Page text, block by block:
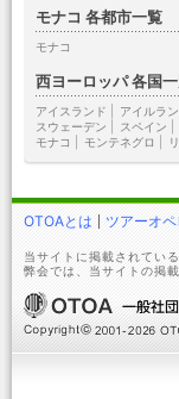
モナコ 各都市一覧
モナコ
西ヨーロッパ 各国
アイスランド アイルラ
スウェーデン
スペイン
モナコ
モンテネグロ
OTOAとは ツアーオ
当サイトに掲載されてい
弊会では、当サイトの掲